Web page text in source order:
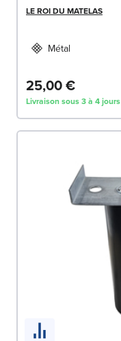
LE ROI DU MATELAS
Métal
25,00 €
Livraison sous 3 à 4 jours